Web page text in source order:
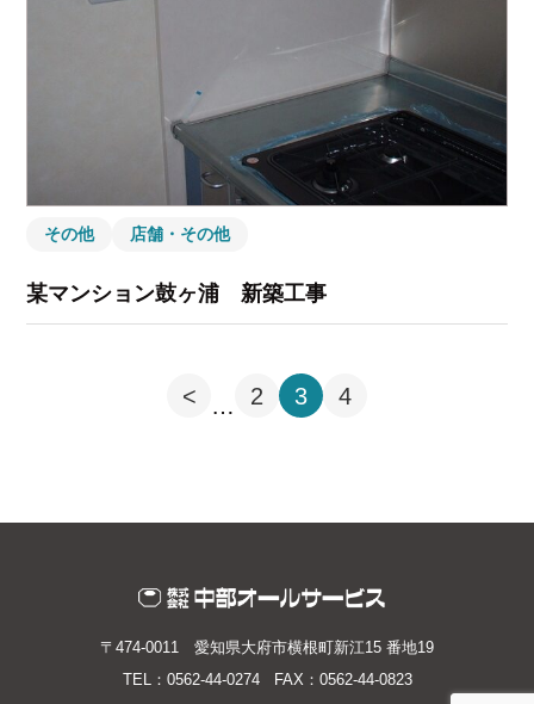
その他 店舗・その他
某マンション鼓ヶ浦 新築工事
< … 2 3 4
〒474-0011 愛知県大府市横根町新江15 番地19
TEL：0562-44-0274 FAX：0562-44-0823